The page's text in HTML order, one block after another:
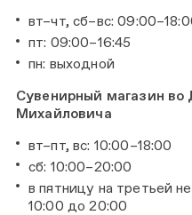
вт–чт, сб–вс:
пт: 09:00–16:45
пн: выходной
Сувенирный магазин во
Михайловича
вт–пт, вс: 10:00–18:00
сб: 10:00–20:00
в пятницу на третьей
10:00 до 20:00